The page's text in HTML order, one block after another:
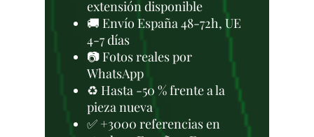
extensión disponible
🚚 Envío España 48-72h, UE
4-7 días
📷 Fotos reales por
WhatsApp
♻️ Hasta -50 % frente a la
pieza nueva
✅ +3000 referencias en